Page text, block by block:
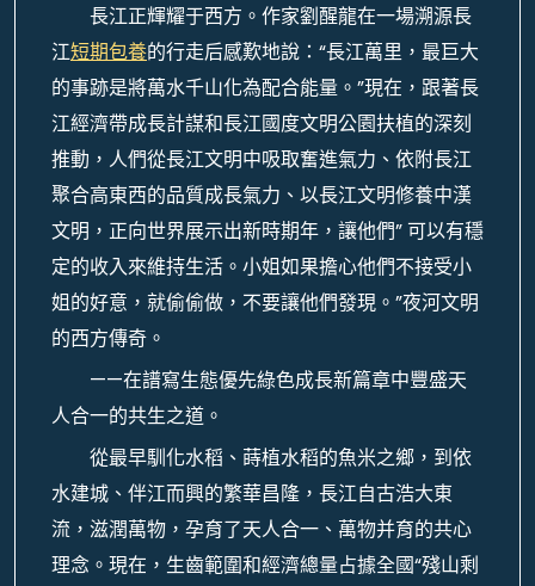
長江正輝耀于西方。作家劉醒龍在一場溯源長
江短期包養的行走后感歎地說：“長江萬里，最巨大
的事跡是將萬水千山化為配合能量。”現在，跟著長
江經濟帶成長計謀和長江國度文明公園扶植的深刻
推動，人們從長江文明中吸取奮進氣力、依附長江
聚合高東西的品質成長氣力、以長江文明修養中漢
文明，正向世界展示出新時期年，讓他們” 可以有穩
定的收入來維持生活。小姐如果擔心他們不接受小
姐的好意，就偷偷做，不要讓他們發現。”夜河文明
的西方傳奇。
——在譜寫生態優先綠色成長新篇章中豐盛天
人合一的共生之道。
從最早馴化水稻、蒔植水稻的魚米之鄉，到依
水建城、伴江而興的繁華昌隆，長江自古浩大東
流，滋潤萬物，孕育了天人合一、萬物并育的共心
理念。現在，生齒範圍和經濟總量占據全國“殘山剩